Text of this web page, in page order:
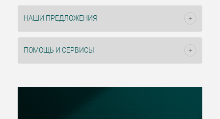
НАШИ ПРЕДЛОЖЕНИЯ
ПОМОЩЬ И СЕРВИСЫ